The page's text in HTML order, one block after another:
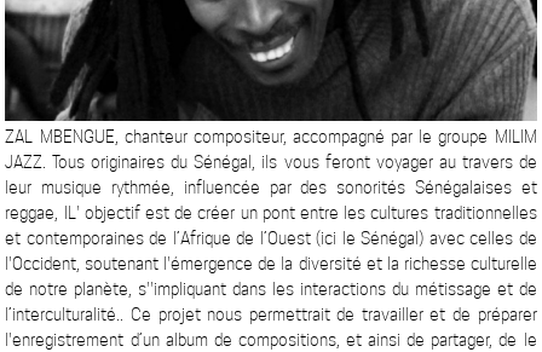
ZAL MBENGUE, chanteur compositeur, accompagné par le groupe MILIM
JAZZ. Tous originaires du Sénégal, ils vous feront voyager au travers de
leur musique rythmée, influencée par des sonorités Sénégalaises et
reggae, lL' objectif est de créer un pont entre les cultures traditionnelles
et contemporaines de l’Afrique de l’Ouest (ici le Sénégal) avec celles de
l'Occident, soutenant l'émergence de la diversité et la richesse culturelle
de notre planète, s''impliquant dans les interactions du métissage et de
l’interculturalité.. Ce projet nous permettrait de travailler et de préparer
l'enregistrement d’un album de compositions, et ainsi de partager, de le